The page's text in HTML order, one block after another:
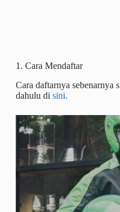
1. Cara Mendaftar
Cara daftarnya sebenarnya
dahulu di sini.